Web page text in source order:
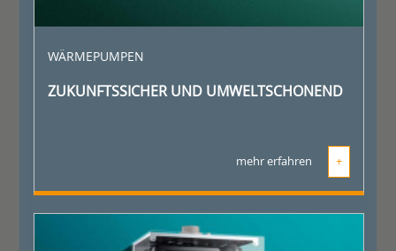
WÄRMEPUMPEN
ZUKUNFTSSICHER UND UMWELTSCHONEND
mehr erfahren +